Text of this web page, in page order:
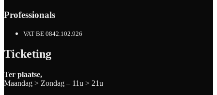
Professionals
VAT BE 0842.102.926
Ticketing
Ter plaatse,
Maandag > Zondag – 11u > 21u